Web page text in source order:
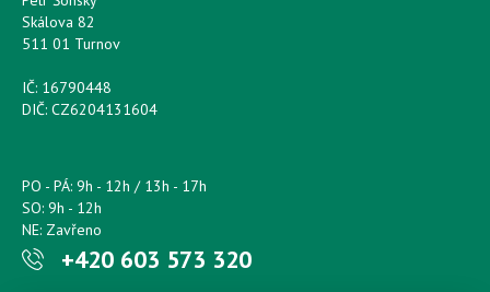
Skálova 82
511 01 Turnov
IČ: 16790448
DIČ: CZ6204131604
PO - PÁ: 9h - 12h / 13h - 17h
SO: 9h - 12h
NE: Zavřeno
+420 603 573 320